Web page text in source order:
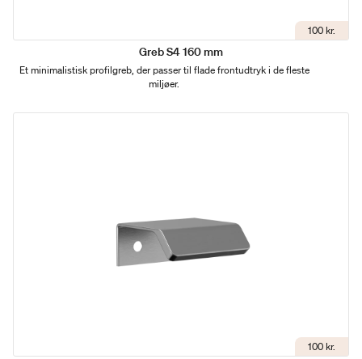
100 kr.
Greb S4 160 mm
Et minimalistisk profilgreb, der passer til flade frontudtryk i de fleste
miljøer.
100 kr.